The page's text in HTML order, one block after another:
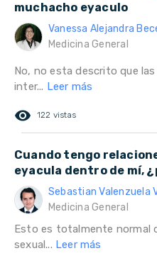
muchacho eyaculo
Vanessa Alejandra
Medicina General
No, no esta descrito que
inter... Leer más
remove_red_eye 122 vistas
Cuando tengo
eyacula dentro de mí,
Sebastian Valenzuela
Medicina General
Esto es totalmente normal
sexual... Leer más